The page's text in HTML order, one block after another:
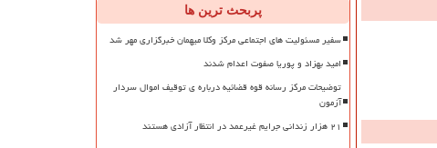
پربحث ترین ها
سفیر مسئولیت های اجتماعی مرکز وکلا میهمان خبرگزاری مهر شد
امید بهزاد و پوریا صفوت اعدام شدند
توضیحات مرکز رسانه قوه قضائیه درباره ی توقیف اموال سردار
آزمون
۲۱ هزار زندانی جرایم غیرعمد در انتظار آزادی هستند